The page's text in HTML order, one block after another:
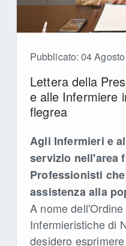
Pubblicato: 04
Lettera della
e alle Infermiere
flegrea
Agli Infermieri e
servizio nell'area
Professionisti
assistenza alla
A nome
Infermieristiche di
desidero